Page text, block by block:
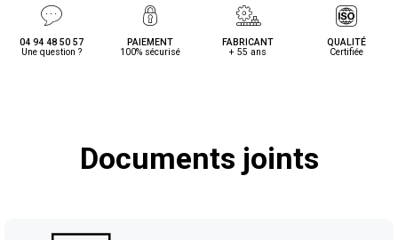
04 94 48 50 57
Une question ?
PAIEMENT
100% sécurisé
FABRICANT
+ 55 ans
QUALITÉ
Certifiée
Documents joints